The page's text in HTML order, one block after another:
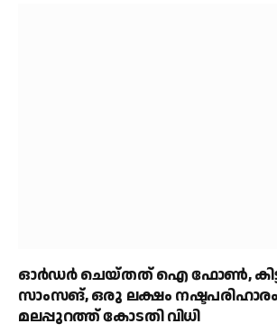
ഓർഡർ ചെയ്തത് ഐ ഫോൺ,
സാംസങ്, ഒരു ലക്ഷം
മലപ്പുറത്ത് കോടതി വിധി